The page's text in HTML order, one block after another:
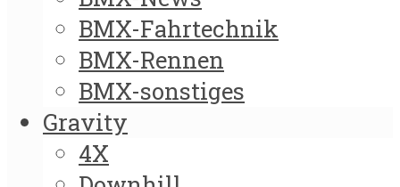
BMX-Fahrtechnik
BMX-Rennen
BMX-sonstiges
Gravity
4X